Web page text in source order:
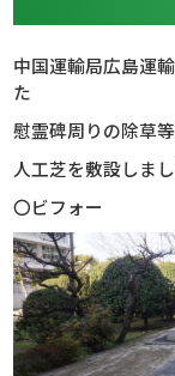
中国運輸局広島運
た
慰霊碑周りの除草
人工芝を敷設しまし
〇ビフォー